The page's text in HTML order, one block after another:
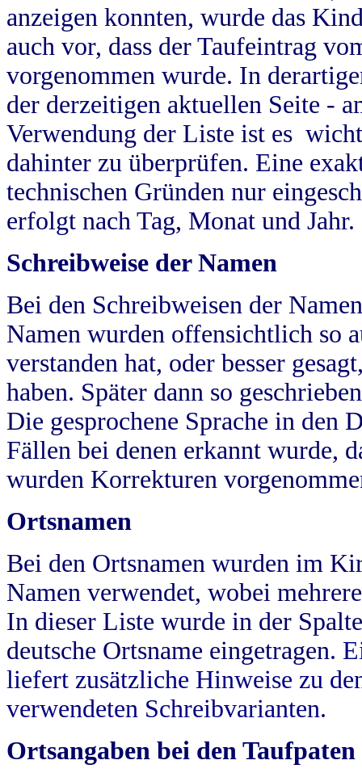
anzeigen konnten, wurde das
auch vor, dass der Taufeintrag
vorgenommen wurde. In
der derzeitigen aktuellen Seite -
Verwendung der Liste ist es
dahinter zu überprüfen. Eine
technischen Gründen nur
erfolgt nach Tag, Monat und Jahr.
Schreibweise der Namen
Bei den Schreibweisen der
Namen wurden offensichtlich so
verstanden hat, oder besser
haben. Später dann so
Die gesprochene Sprache in
Fällen bei denen erkannt wurde,
wurden Korrekturen
Ortsnamen
Bei den Ortsnamen wurden im
Namen verwendet, wobei
In dieser Liste wurde in der
deutsche Ortsname eingetragen.
liefert zusätzliche Hinweise zu
verwendeten Schreibvarianten.
Ortsangaben bei den Taufpaten